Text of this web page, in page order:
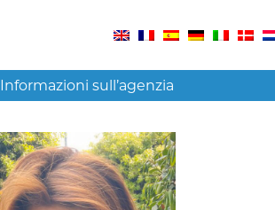
Informazioni sull’agenzia